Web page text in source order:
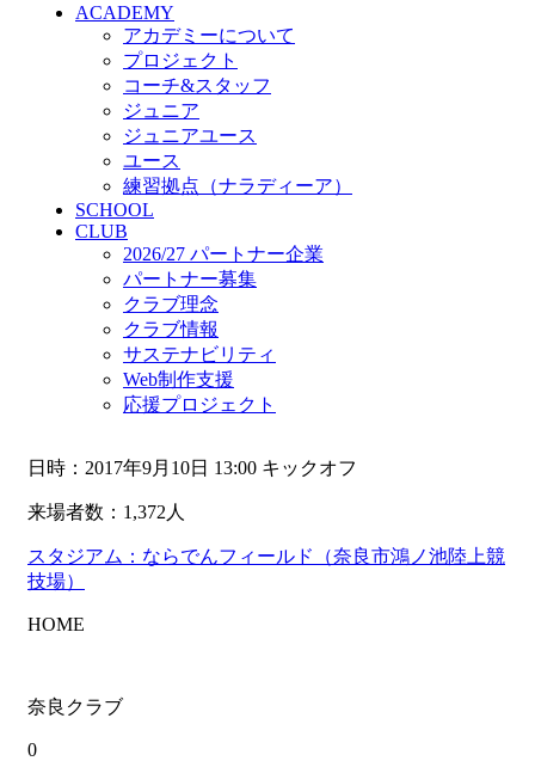
ACADEMY
アカデミーについて
プロジェクト
コーチ&スタッフ
ジュニア
ジュニアユース
ユース
練習拠点（ナラディーア）
SCHOOL
CLUB
2026/27 パートナー企業
パートナー募集
クラブ理念
クラブ情報
サステナビリティ
Web制作支援
応援プロジェクト
日時：2017年9月10日 13:00 キックオフ
来場者数：1,372人
スタジアム：ならでんフィールド（奈良市鴻ノ池陸上競
技場）
HOME
奈良クラブ
0